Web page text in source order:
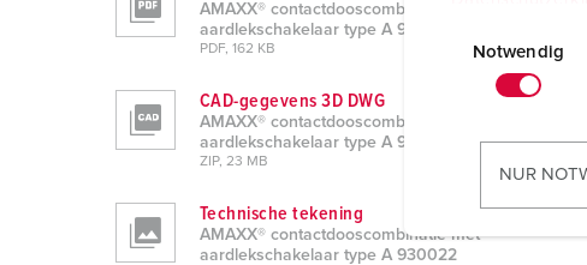
g
Notwendig
NUR
AMAXX® contactdooscombinatie met
aardlekschakelaar type A 930022
PDF, 162 KB
CAD-gegevens 3D DWG
AMAXX® contactdooscombinatie met
aardlekschakelaar type A 930022
ZIP, 23 MB
Technische tekening
AMAXX® contactdooscombinatie met
aardlekschakelaar type A 930022